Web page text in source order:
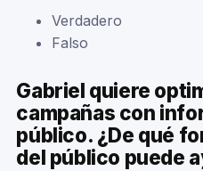
Verdadero
Falso
Gabriel quiere
campañas con
público. ¿De qué
del público puede